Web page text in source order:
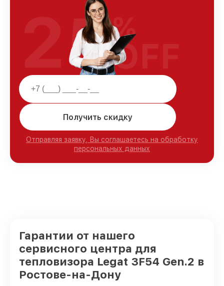
Получить скидку
Отправляя заявку, Вы соглашаетесь на обработку
персональных данных
25%
OFF
Гарантии от нашего
сервисного центра для
тепловизора Legat 3F54 Gen.2 в
Ростове-на-Дону